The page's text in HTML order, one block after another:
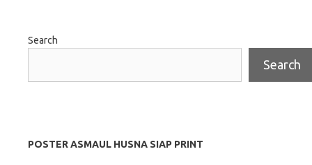
Search
Search
POSTER ASMAUL HUSNA SIAP PRINT